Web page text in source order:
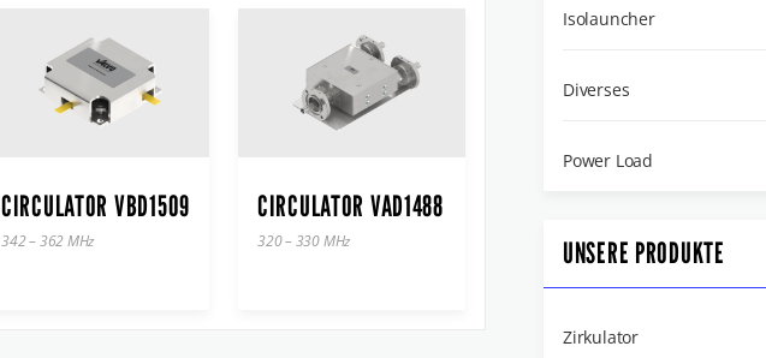
CIRCULATOR VBD1509
342 – 362 MHz
CIRCULATOR VAD1488
320 – 330 MHz
Isolauncher
Diverses
Power Load
UNSERE PRODUKTE
Zirkulator